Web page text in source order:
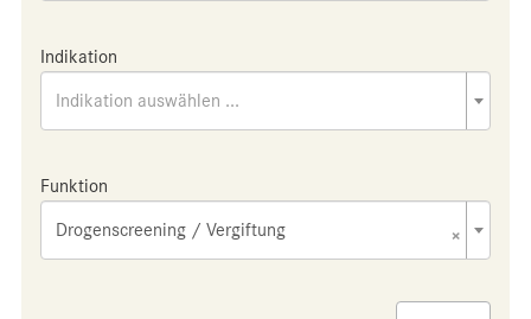
Indikation
Indikation auswählen ...
Funktion
×
Drogenscreening / Vergiftung